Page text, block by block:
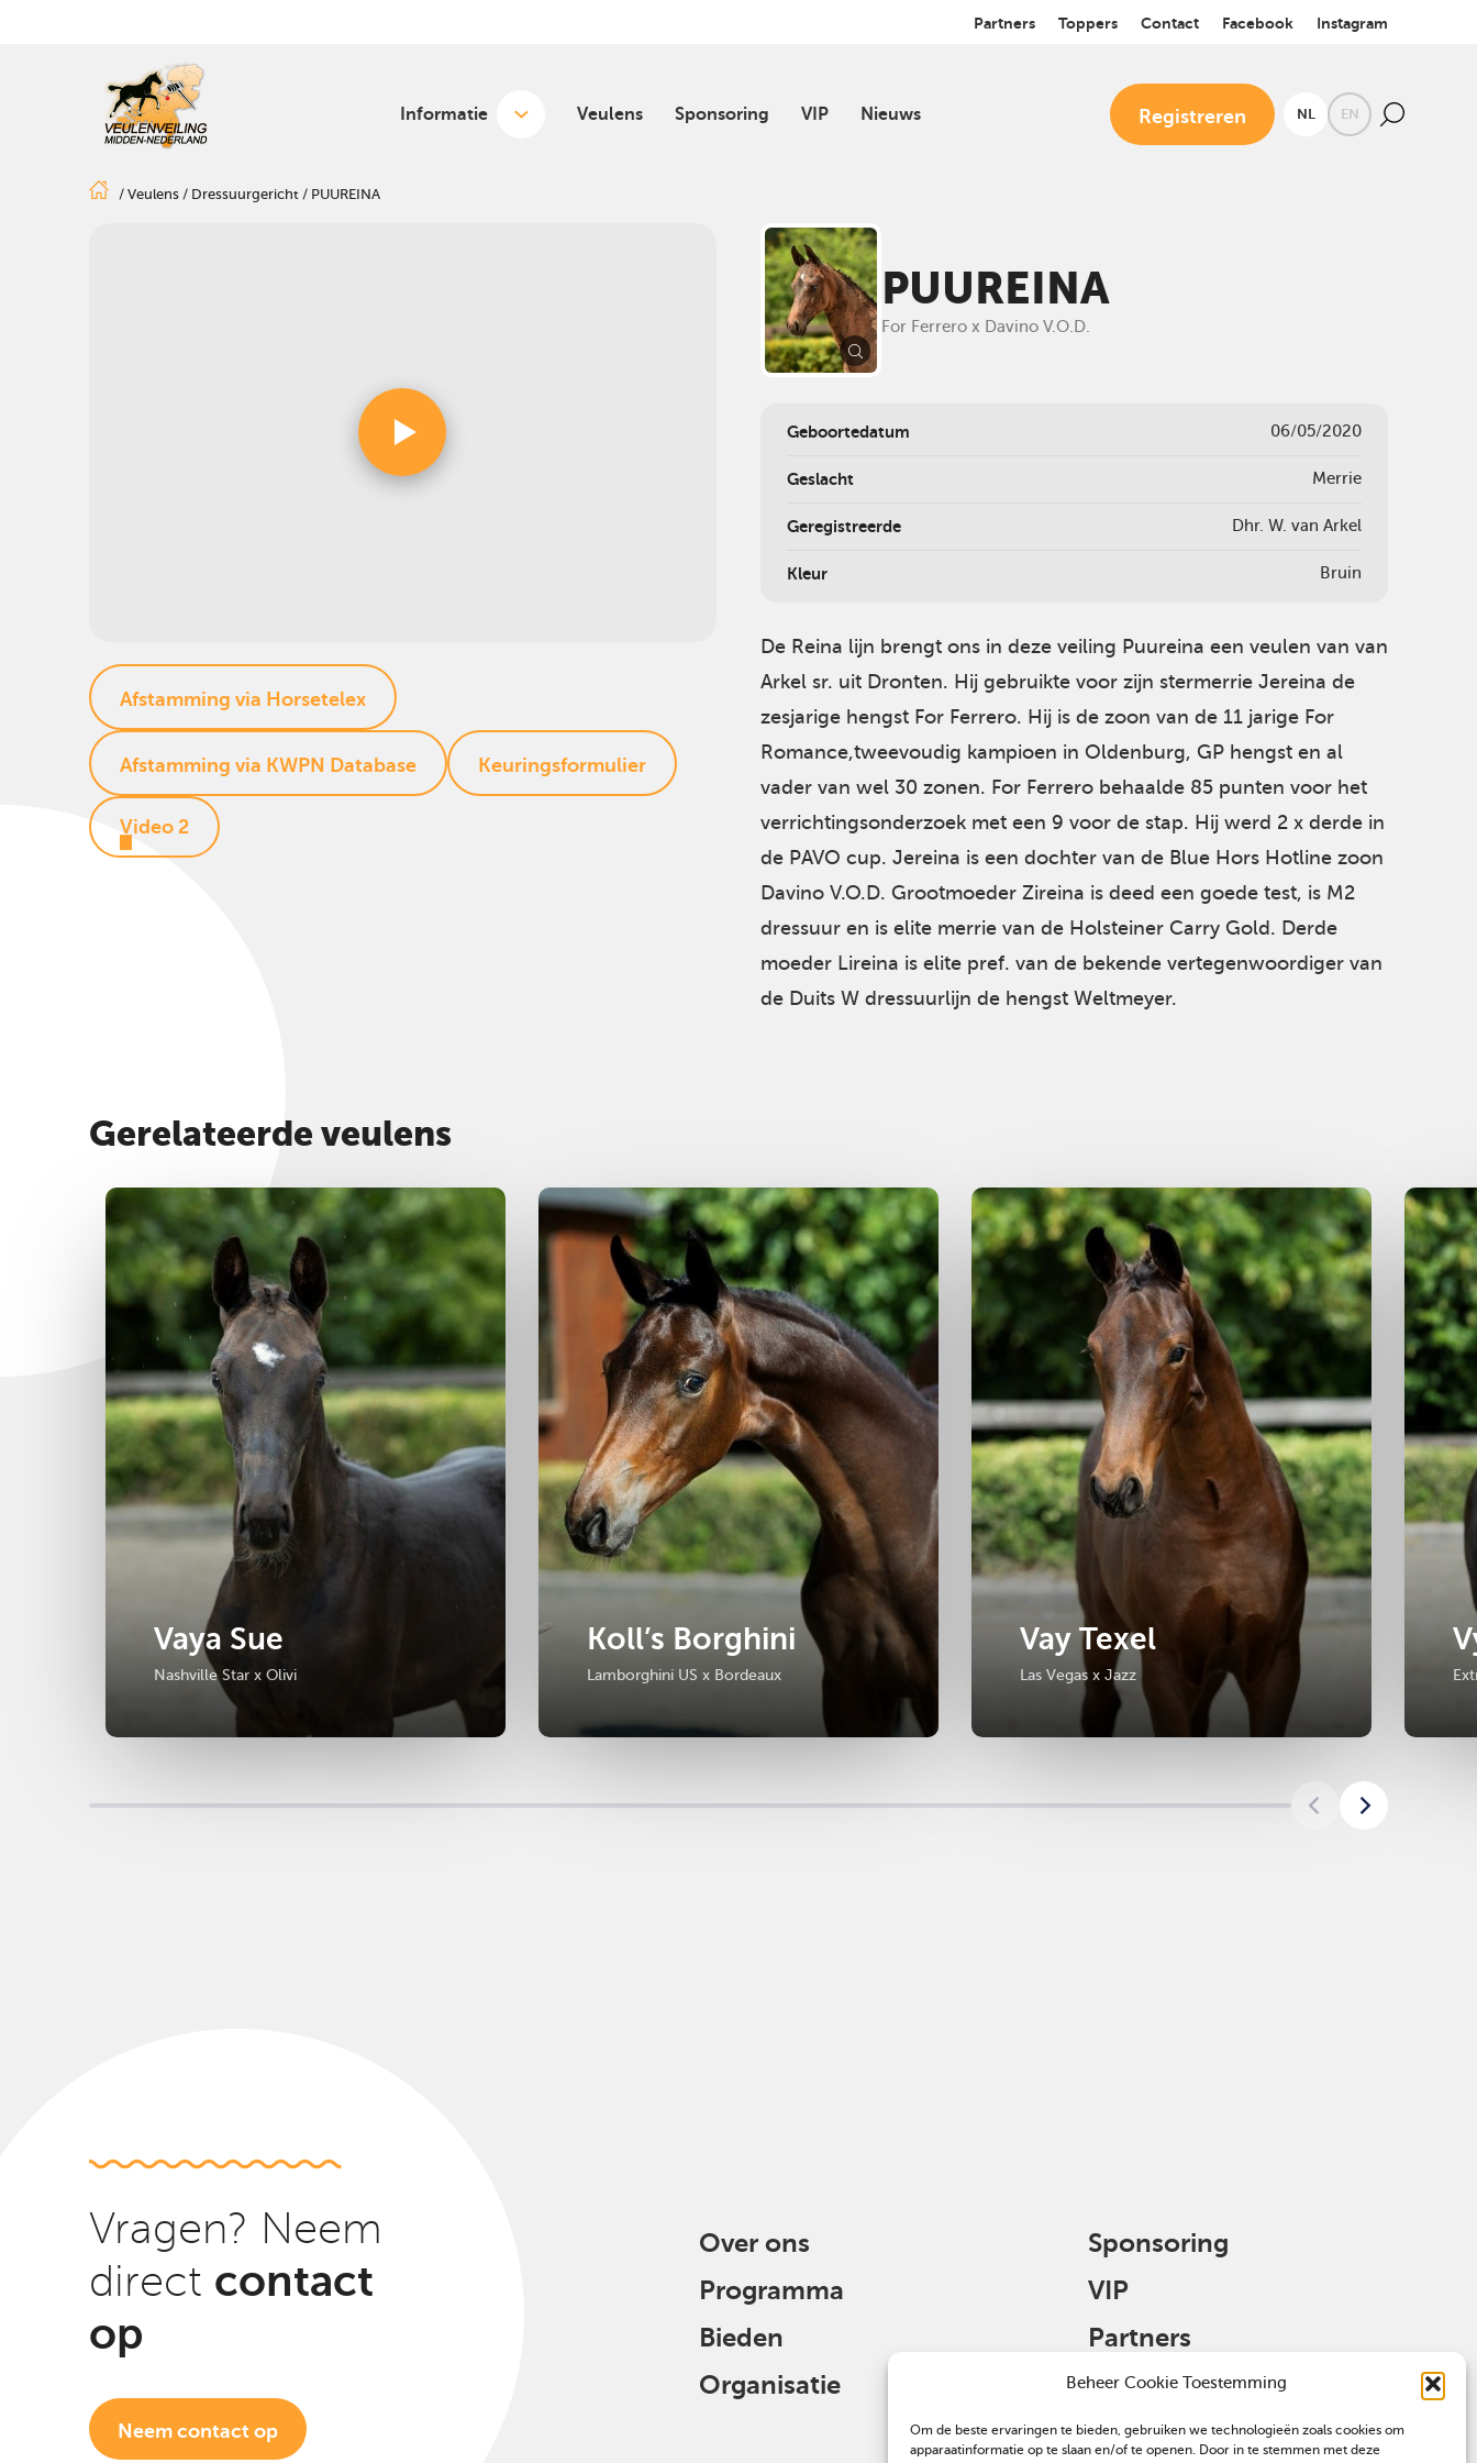
Beheer Cookie Toestemming
Om de beste ervaringen te bieden, gebruiken we technologieën zoals cookies om
apparaatinformatie op te slaan en/of te openen. Door in te stemmen met deze
Partners Toppers Contact Facebook Instagram
Informatie Veulens Sponsoring VIP Nieuws Registreren NL EN
/ Veulens/ Dressuurgericht/ PUUREINA
Afstamming via Horsetelex
Afstamming via KWPN Database Keuringsformulier
Video 2
PUUREINA
For Ferrero x Davino V.O.D.
Geboortedatum 06/05/2020
Geslacht Merrie
Geregistreerde Dhr. W. van Arkel
Kleur Bruin
De Reina lijn brengt ons in deze veiling Puureina een veulen van van
Arkel sr. uit Dronten. Hij gebruikte voor zijn stermerrie Jereina de
zesjarige hengst For Ferrero. Hij is de zoon van de 11 jarige For
Romance,tweevoudig kampioen in Oldenburg, GP hengst en al
vader van wel 30 zonen. For Ferrero behaalde 85 punten voor het
verrichtingsonderzoek met een 9 voor de stap. Hij werd 2 x derde in
de PAVO cup. Jereina is een dochter van de Blue Hors Hotline zoon
Davino V.O.D. Grootmoeder Zireina is deed een goede test, is M2
dressuur en is elite merrie van de Holsteiner Carry Gold. Derde
moeder Lireina is elite pref. van de bekende vertegenwoordiger van
de Duits W dressuurlijn de hengst Weltmeyer.
Gerelateerde veulens
Merrie
Vaya Sue
Nashville Star x Olivi
Merrie 2025
Koll’s Borghini
Lamborghini US x Bordeaux
Merrie 2025
Vay Texel
Las Vegas x Jazz
Merrie
Vragen? Neem
direct contact
op
Neem contact op
Over ons
Programma
Bieden
Organisatie
Sponsoring
VIP
Partners
Veulen aanmelden